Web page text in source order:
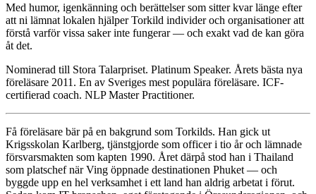
Med humor, igenkänning och berättelser som sitter kvar länge efter
att ni lämnat lokalen hjälper Torkild individer och organisationer att
förstå varför vissa saker inte fungerar — och exakt vad de kan göra
åt det.
Nominerad till Stora Talarpriset. Platinum Speaker. Årets bästa nya
föreläsare 2011. En av Sveriges mest populära föreläsare. ICF-
certifierad coach. NLP Master Practitioner.
Få föreläsare bär på en bakgrund som Torkilds. Han gick ut
Krigsskolan Karlberg, tjänstgjorde som officer i tio år och lämnade
försvarsmakten som kapten 1990. Året därpå stod han i Thailand
som platschef när Ving öppnade destinationen Phuket — och
byggde upp en hel verksamhet i ett land han aldrig arbetat i förut.